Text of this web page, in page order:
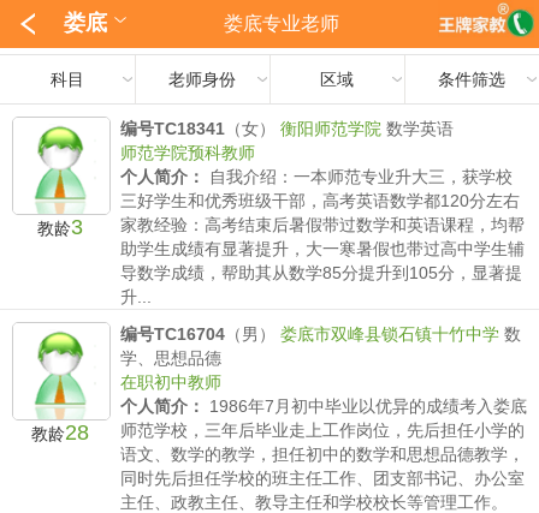
娄底 娄底专业老师
科目 老师身份 区域 条件筛选
教龄3
编号TC18341 （女） 衡阳师范学院 数学英语
师范学院预科教师
个人简介：
自我介绍：一本师范专业升大三，获学校
三好学生和优秀班级干部，高考英语数学都120分左右
家教经验：高考结束后暑假带过数学和英语课程，均帮
助学生成绩有显著提升，大一寒暑假也带过高中学生辅
导数学成绩，帮助其从数学85分提升到105分，显著提
升...
教龄28
编号TC16704 （男） 娄底市双峰县锁石镇十竹中学 数
学、思想品德
在职初中教师
个人简介：
1986年7月初中毕业以优异的成绩考入娄底
师范学校，三年后毕业走上工作岗位，先后担任小学的
语文、数学的教学，担任初中的数学和思想品德教学，
同时先后担任学校的班主任工作、团支部书记、办公室
主任、政教主任、教导主任和学校校长等管理工作。